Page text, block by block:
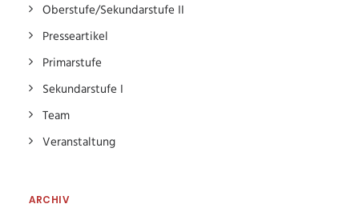
Oberstufe/Sekundarstufe II
Presseartikel
Primarstufe
Sekundarstufe I
Team
Veranstaltung
ARCHIV